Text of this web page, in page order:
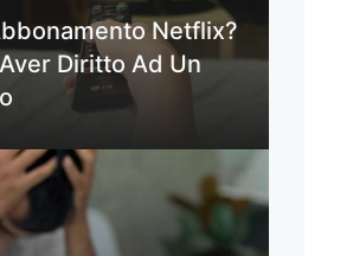
Netflix?
Diritto Ad Un